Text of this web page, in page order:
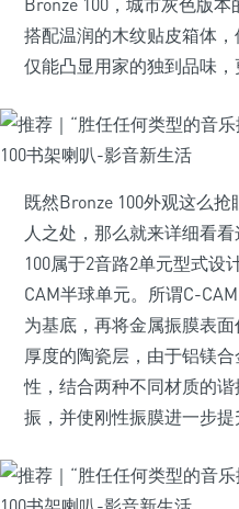
Bronze 100，城市灰色版
搭配温润的木纹贴皮箱体
仅能凸显用家的独到品味，
既然Bronze 100外观这么
人之处，那么就来详细看
100属于2音路2单元型式设
CAM半球单元。所谓C-
为基底，再将金属振膜表
厚度的陶瓷层，由于铝镁
性，结合两种不同材质的
振，并使刚性振膜进一步提